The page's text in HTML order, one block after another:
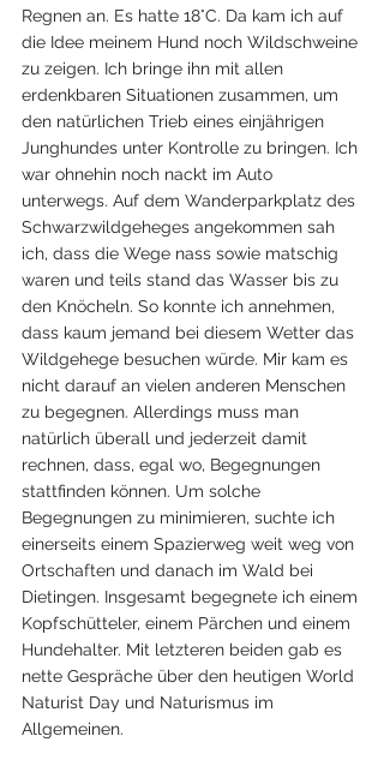
Regnen an. Es hatte 18°C. Da kam ich auf
die Idee meinem Hund noch Wildschweine
zu zeigen. Ich bringe ihn mit allen
erdenkbaren Situationen zusammen, um
den natürlichen Trieb eines einjährigen
Junghundes unter Kontrolle zu bringen. Ich
war ohnehin noch nackt im Auto
unterwegs. Auf dem Wanderparkplatz des
Schwarzwildgeheges angekommen sah
ich, dass die Wege nass sowie matschig
waren und teils stand das Wasser bis zu
den Knöcheln. So konnte ich annehmen,
dass kaum jemand bei diesem Wetter das
Wildgehege besuchen würde. Mir kam es
nicht darauf an vielen anderen Menschen
zu begegnen. Allerdings muss man
natürlich überall und jederzeit damit
rechnen, dass, egal wo, Begegnungen
stattfinden können. Um solche
Begegnungen zu minimieren, suchte ich
einerseits einem Spazierweg weit weg von
Ortschaften und danach im Wald bei
Dietingen. Insgesamt begegnete ich einem
Kopfschütteler, einem Pärchen und einem
Hundehalter. Mit letzteren beiden gab es
nette Gespräche über den heutigen World
Naturist Day und Naturismus im
Allgemeinen.